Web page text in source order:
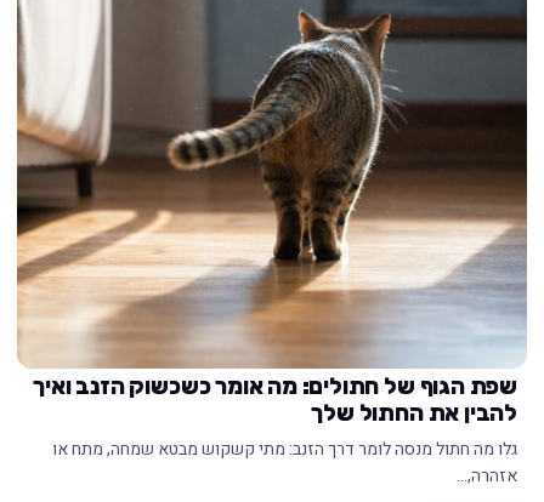
שפת הגוף של חתולים: מה אומר כשכשוק הזנב ואיך
להבין את החתול שלך
גלו מה חתול מנסה לומר דרך הזנב: מתי קשקוש מבטא שמחה, מתח או
אזהרה,…